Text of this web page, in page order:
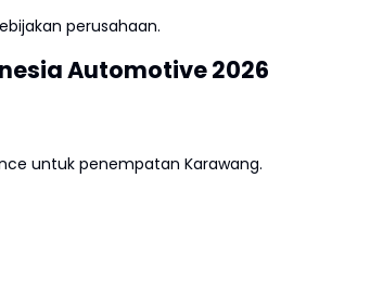
perusahaan.
Automotive 2026
untuk penempatan Karawang.